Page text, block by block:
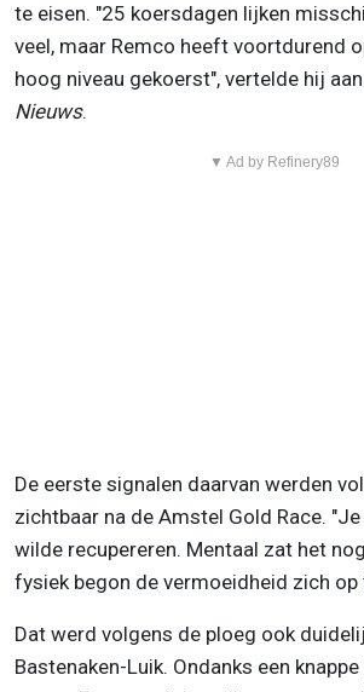
te eisen. "25 koersdagen lijken
veel, maar Remco heeft voortdurend
hoog niveau gekoerst", vertelde hij aan
Nieuws.
▼ Ad by Refinery89
De eerste signalen daarvan werden
zichtbaar na de Amstel Gold Race.
wilde recupereren. Mentaal zat het
fysiek begon de vermoeidheid zich op
Dat werd volgens de ploeg ook
Bastenaken-Luik. Ondanks een